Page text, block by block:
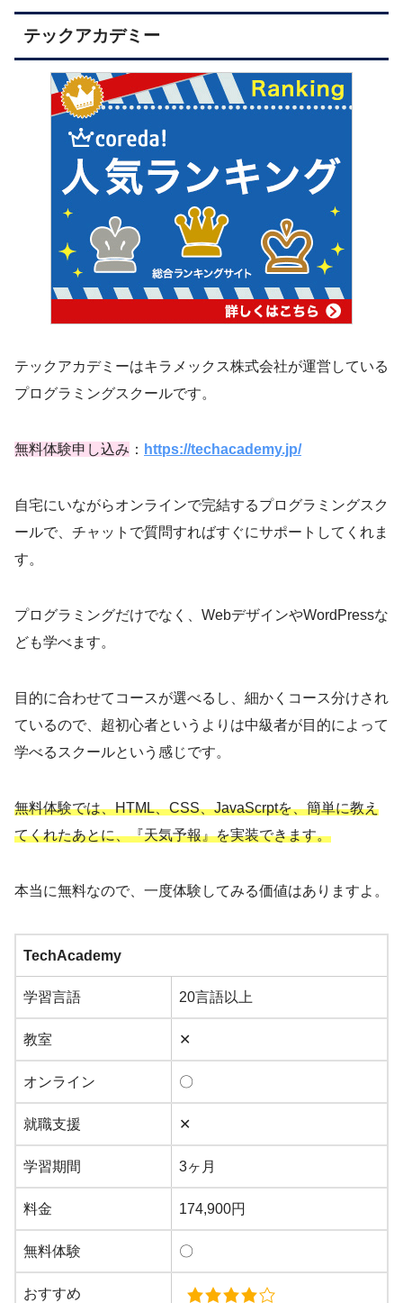
テックアカデミー
テックアカデミーはキラメックス株式会社が運営している
プログラミングスクールです。
無料体験申し込み ： https://techacademy.jp/
自宅にいながらオンラインで完結するプログラミングスク
ールで、チャットで質問すればすぐにサポートしてくれま
す。
プログラミングだけでなく、WebデザインやWordPressな
ども学べます。
目的に合わせてコースが選べるし、細かくコース分けされ
ているので、超初心者というよりは中級者が目的によって
学べるスクールという感じです。
無料体験では、HTML、CSS、JavaScrptを、簡単に教え
てくれたあとに、『天気予報』を実装できます。
本当に無料なので、一度体験してみる価値はありますよ。
TechAcademy
学習言語 20言語以上
教室 ✕
オンライン 〇
就職支援 ✕
学習期間 3ヶ月
料金 174,900円
無料体験 〇
おすすめ